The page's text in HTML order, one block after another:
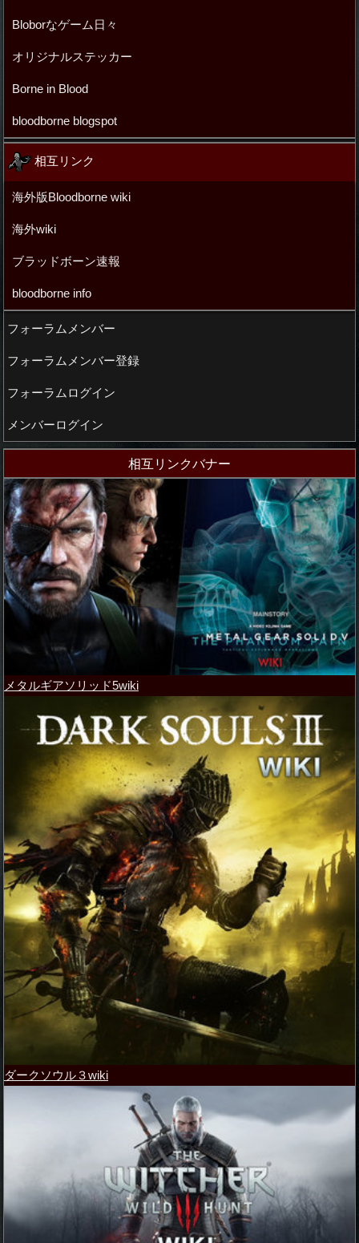
Bloborなゲーム日々
オリジナルステッカー
Borne in Blood
bloodborne blogspot
相互リンク
海外版Bloodborne wiki
海外wiki
ブラッドボーン速報
bloodborne info
フォーラムメンバー
フォーラムメンバー登録
フォーラムログイン
メンバーログイン
相互リンクバナー
メタルギアソリッド5wiki
ダークソウル３wiki